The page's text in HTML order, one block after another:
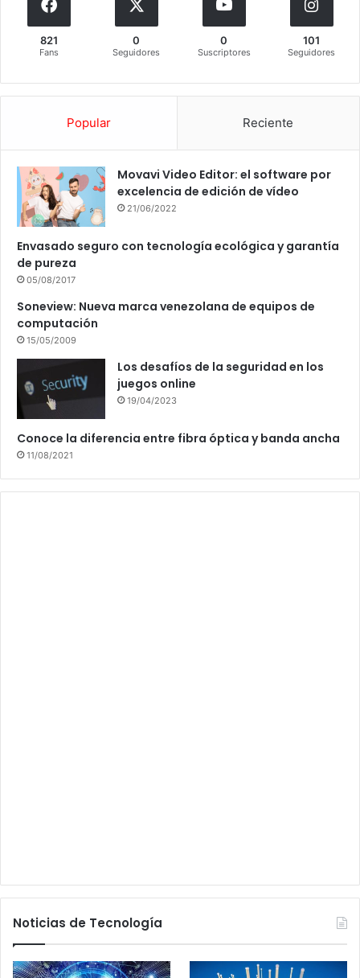
821
Fans
0
Seguidores
0
Suscriptores
101
Seguidores
Popular Reciente
Movavi Video Editor: el software por
excelencia de edición de vídeo
21/06/2022
Envasado seguro con tecnología ecológica y garantía
de pureza
05/08/2017
Soneview: Nueva marca venezolana de equipos de
computación
15/05/2009
Los desafíos de la seguridad en los
juegos online
19/04/2023
Conoce la diferencia entre fibra óptica y banda ancha
11/08/2021
Noticias de Tecnología